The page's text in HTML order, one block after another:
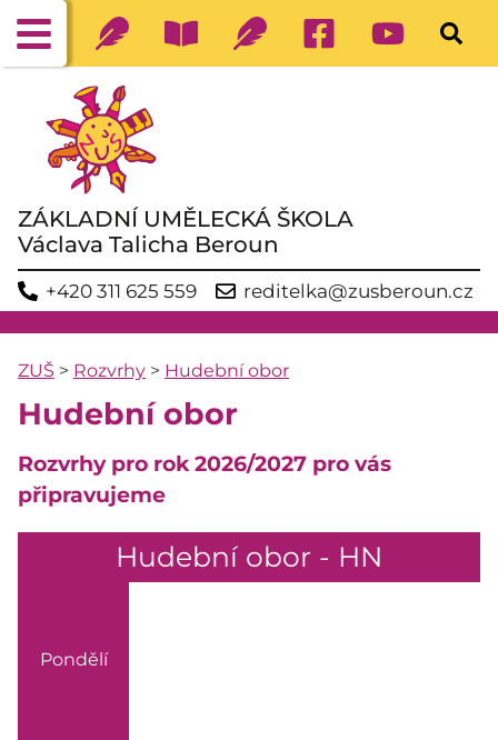
ZÁKLADNÍ UMĚLECKÁ ŠKOLA
Václava Talicha Beroun
+420 311 625 559 reditelka@zusberoun.cz
ZUŠ > Rozvrhy > Hudební obor
Hudební obor
Rozvrhy pro rok 2026/2027 pro vás
připravujeme
Hudební obor - HN
Pondělí